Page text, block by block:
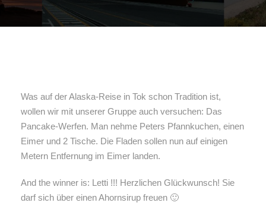
Was auf der Alaska-Reise in Tok schon Tradition ist,
wollen wir mit unserer Gruppe auch versuchen: Das
Pancake-Werfen. Man nehme Peters Pfannkuchen, einen
Eimer und 2 Tische. Die Fladen sollen nun auf einigen
Metern Entfernung im Eimer landen.
And the winner is: Letti !!! Herzlichen Glückwunsch! Sie
darf sich über einen Ahornsirup freuen 🙂